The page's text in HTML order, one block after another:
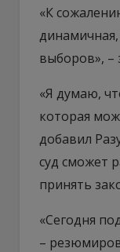
«К
выборов», –
«Я думаю,
которая
добавил
суд сможет
принять
«Сегодня
–